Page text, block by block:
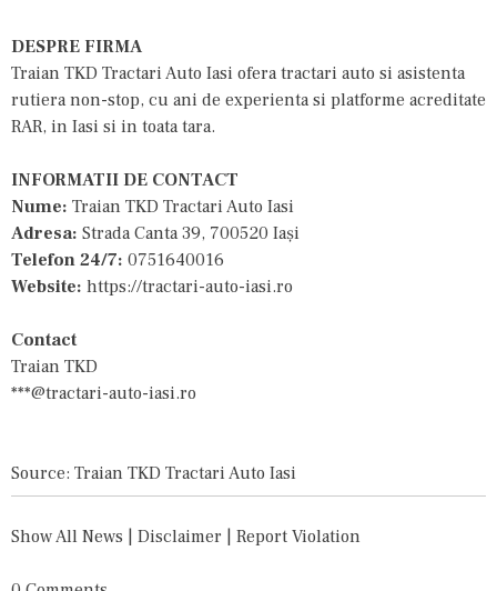
DESPRE FIRMA
Traian TKD Tractari Auto Iasi ofera tractari auto si asistenta
rutiera non-stop, cu ani de experienta si platforme acreditate
RAR, in Iasi si in toata tara.
INFORMATII DE CONTACT
Nume: Traian TKD Tractari Auto Iasi
Adresa: Strada Canta 39, 700520 Iași
Telefon 24/7: 0751640016
Website: https://tractari-auto-iasi.ro
Contact
Traian TKD
***@tractari-auto-iasi.ro
Source: Traian TKD Tractari Auto Iasi
Show All News | Disclaimer | Report Violation